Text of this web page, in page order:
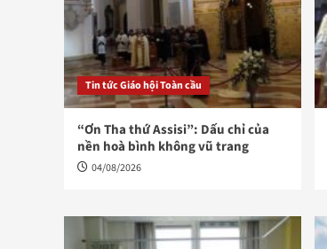
Tin tức Giáo hội Toàn cầu
“Ơn Tha thứ Assisi”: Dấu chỉ của
nền hoà bình không vũ trang
04/08/2026